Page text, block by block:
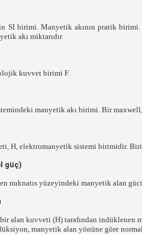
SI birimi. Manyetik akının pratik
akı miktarıdır
kuvvet birimi F.
manyetik akı birimi. Bir
H, elektromanyetik sistemi birimidir.
güç)
mıknatıs yüzeyindeki manyetik alan
alan kuvveti (H) tarafından indüklenen
manyetik alan yönüne göre